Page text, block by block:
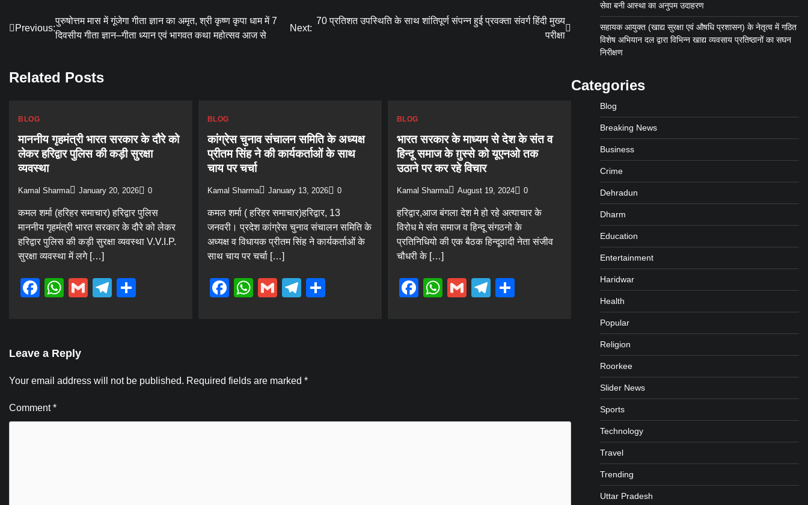
Post
Previous:
पुरुषोत्तम मास में गूंजेगा गीता ज्ञान का अमृत, श्री कृष्ण कृपा धाम में 7
दिवसीय गीता ज्ञान–गीता ध्यान एवं भागवत कथा महोत्सव आज से
Next:
70 प्रतिशत उपस्थिति के साथ शांतिपूर्ण संपन्न हुई प्रवक्ता संवर्ग हिंदी मुख्य
परीक्षा
Related Posts
BLOG
माननीय गृहमंत्री भारत सरकार के दौरे को
लेकर हरिद्वार पुलिस की कड़ी सुरक्षा
व्यवस्था
Kamal Sharma January 20, 2026 0
कमल शर्मा (हरिहर समाचार) हरिद्वार पुलिस
माननीय गृहमंत्री भारत सरकार के दौरे को लेकर
हरिद्वार पुलिस की कड़ी सुरक्षा व्यवस्था V.V.I.P.
सुरक्षा व्यवस्था में लगे […]
Facebook
WhatsApp
GmailTelegram
BLOG
कांग्रेस चुनाव संचालन समिति के अध्यक्ष
प्रीतम सिंह ने की कार्यकर्ताओं के साथ
चाय पर चर्चा
Kamal Sharma January 13, 2026 0
कमल शर्मा ( हरिहर समाचार)हरिद्वार, 13
जनवरी। प्रदेश कांग्रेस चुनाव संचालन समिति के
अध्यक्ष व विधायक प्रीतम सिंह ने कार्यकर्ताओं के
साथ चाय पर चर्चा […]
Facebook
WhatsApp
GmailTelegram
BLOG
भारत सरकार के माध्यम से देश के संत व
हिन्दू समाज के ग़ुस्से को यूएनओ तक
उठाने पर कर रहे विचार
Kamal Sharma August 19, 2024 0
हरिद्वार,आज बंगला देश मे हो रहे अत्याचार के
विरोध मे संत समाज व हिन्दू संगठनो के
प्रतिनिधियो की एक बैठक हिन्दूवादी नेता संजीव
चौधरी के […]
Facebook
WhatsApp
GmailTelegram
Leave a Reply
Your email address will not be published. Required fields are marked *
Comment*
सेवा बनी आस्था का अनुपम उदाहरण
सहायक आयुक्त (खाद्य सुरक्षा एवं औषधि प्रशासन) के नेतृत्व में गठित
विशेष अभियान दल द्वारा विभिन्न खाद्य व्यवसाय प्रतिष्ठानों का सघन
निरीक्षण
Categories
Blog
Breaking News
Business
Crime
Dehradun
Dharm
Education
Entertainment
Haridwar
Health
Popular
Religion
Roorkee
Slider News
Sports
Technology
Travel
Trending
Uttar Pradesh